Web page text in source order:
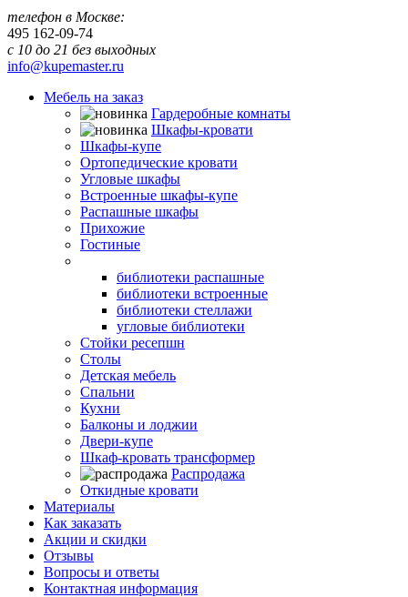
телефон в Москве:
495 162-09-74
с 10 до 21 без выходных
info@kupemaster.ru
Мебель на заказ
Гардеробные комнаты
Шкафы-кровати
Шкафы-купе
Ортопедические кровати
Угловые шкафы
Встроенные шкафы-купе
Распашные шкафы
Прихожие
Гостиные
библиотеки распашные
библиотеки встроенные
библиотеки стеллажи
угловые библиотеки
Стойки ресепшн
Столы
Детская мебель
Спальни
Кухни
Балконы и лоджии
Двери-купе
Шкаф-кровать трансформер
Распродажа
Откидные кровати
Материалы
Как заказать
Акции и скидки
Отзывы
Вопросы и ответы
Контактная информация